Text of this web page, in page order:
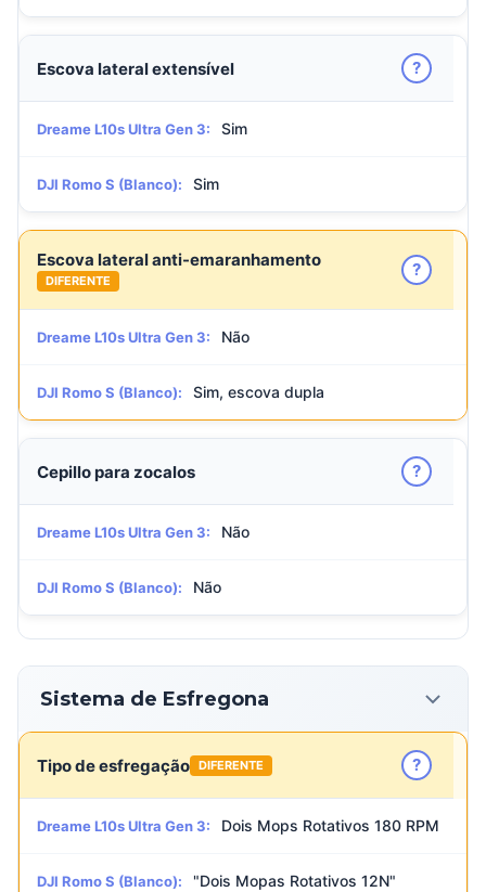
Escova lateral extensível ?
Dreame L10s Ultra Gen 3: Sim
DJI Romo S (Blanco): Sim
Escova lateral anti-emaranhamento
DIFERENTE
?
Dreame L10s Ultra Gen 3: Não
DJI Romo S (Blanco): Sim, escova dupla
Cepillo para zocalos ?
Dreame L10s Ultra Gen 3: Não
DJI Romo S (Blanco): Não
Sistema de Esfregona
Tipo de esfregação DIFERENTE ?
Dreame L10s Ultra Gen 3: Dois Mops Rotativos 180 RPM
DJI Romo S (Blanco): "Dois Mopas Rotativos 12N"